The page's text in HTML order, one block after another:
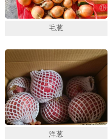
毛葱
洋葱